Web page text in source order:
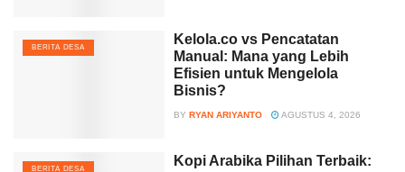
BERITA DESA
Kelola.co vs Pencatatan
Manual: Mana yang Lebih
Efisien untuk Mengelola
Bisnis?
BY RYAN ARIYANTO AGUSTUS 4, 2026
BERITA DESA
Kopi Arabika Pilihan Terbaik: